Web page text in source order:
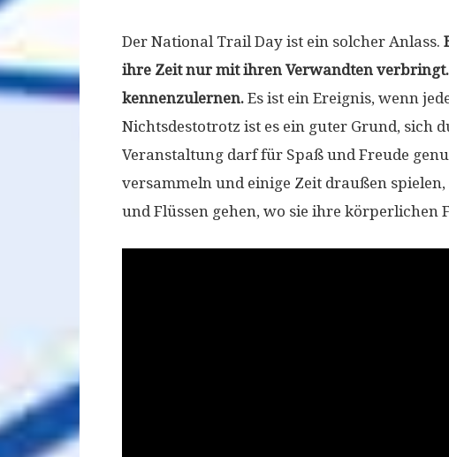
Der National Trail Day ist ein solcher Anlass.
ihre Zeit nur mit ihren Verwandten
kennenzulernen. Es ist ein Ereignis, wenn
Nichtsdestotrotz ist es ein guter Grund, sich
Veranstaltung darf für Spaß und Freude
versammeln und einige Zeit draußen
und Flüssen gehen, wo sie ihre körperlichen